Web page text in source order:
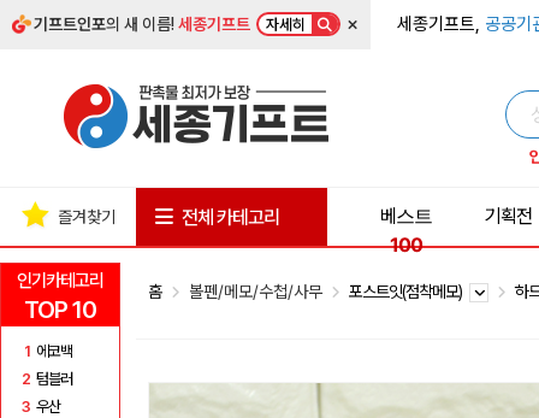
기프트인포의 새 이름!세종기프트 자세히 × 세종기프트, 공공기
인기카테고리
TOP 10
1 에코백
2 텀블러
3 우산
즐겨찾기 전체 카테고리
베스트
100
기획전
홈 볼펜/메모/수첩/사무 포스트잇(점착메모) 하